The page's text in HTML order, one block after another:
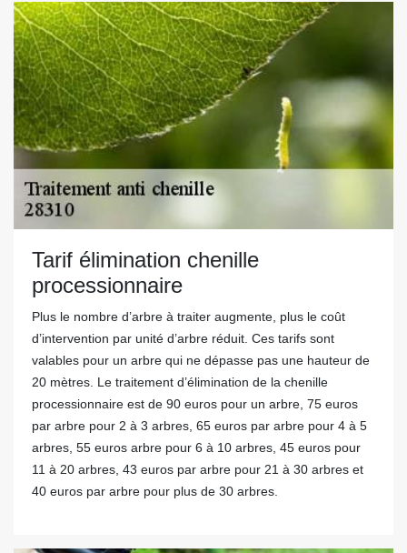
Tarif élimination chenille
processionnaire
Plus le nombre d’arbre à traiter augmente, plus le coût
d’intervention par unité d’arbre réduit. Ces tarifs sont
valables pour un arbre qui ne dépasse pas une hauteur de
20 mètres. Le traitement d’élimination de la chenille
processionnaire est de 90 euros pour un arbre, 75 euros
par arbre pour 2 à 3 arbres, 65 euros par arbre pour 4 à 5
arbres, 55 euros arbre pour 6 à 10 arbres, 45 euros pour
11 à 20 arbres, 43 euros par arbre pour 21 à 30 arbres et
40 euros par arbre pour plus de 30 arbres.